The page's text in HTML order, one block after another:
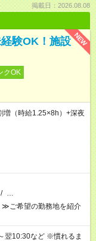
掲載日：2026.08.08
NEW
験OK！施設
クOK
増（時給1.25×8h）+深夜
/ …
ご希望の勤務地を紹介
翌10:30など ※慣れるま